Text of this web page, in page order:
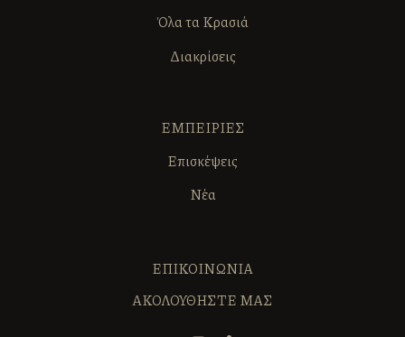
Όλα τα Κρασιά
Διακρίσεις
ΕΜΠΕΙΡΙΕΣ
Επισκέψεις
Νέα
ΕΠΙΚΟΙΝΩΝΙΑ
ΑΚΟΛΟΥΘΗΣΤΕ ΜΑΣ